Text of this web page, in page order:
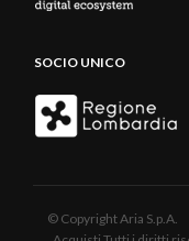
SOCIO UNICO
© Copyright Aria